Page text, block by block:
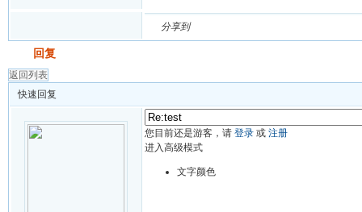
分享到
回复
返回列表
快速回复
您目前还是游客，请 登录 或 注册
进入高级模式
文字颜色